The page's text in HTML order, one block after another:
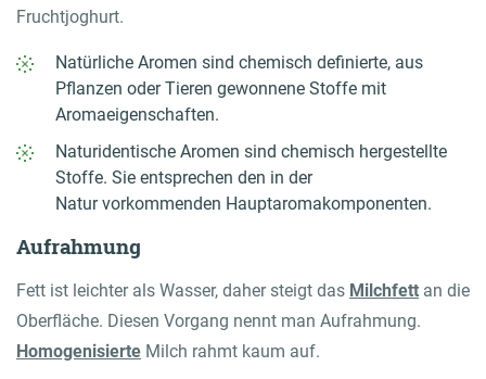
Fruchtjoghurt.
Natürliche Aromen sind chemisch definierte, aus
Pflanzen oder Tieren gewonnene Stoffe mit
Aromaeigenschaften.
Naturidentische Aromen sind chemisch hergestellte
Stoffe. Sie entsprechen den in der
Natur vorkommenden Hauptaromakomponenten.
Aufrahmung
Fett ist leichter als Wasser, daher steigt das Milchfett an die
Oberfläche. Diesen Vorgang nennt man Aufrahmung.
Homogenisierte Milch rahmt kaum auf.